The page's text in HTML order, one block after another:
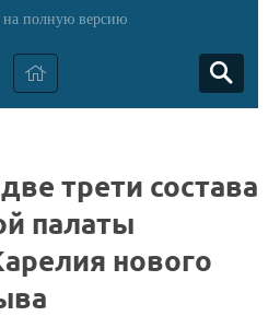
на полную версию
трети состава
палаты
нового